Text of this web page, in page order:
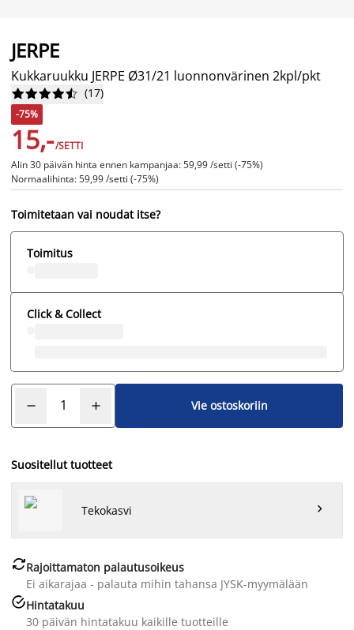
JERPE
Kukkaruukku JERPE Ø31/21 luonnonvärinen 2kpl/pkt





 (17)
-75%
15,-/SETTI
Alin 30 päivän hinta ennen kampanjaa: 59,99 /setti (-75%)
Normaalihinta: 59,99 /setti (-75%)
Toimitetaan vai noudat itse?
Toimitus
Click & Collect
Vie ostoskoriin
Suositellut tuotteet
Tekokasvi 
Rajoittamaton palautusoikeus
Ei aikarajaa - palauta mihin tahansa JYSK-myymälään
Hintatakuu
30 päivän hintatakuu kaikille tuotteille